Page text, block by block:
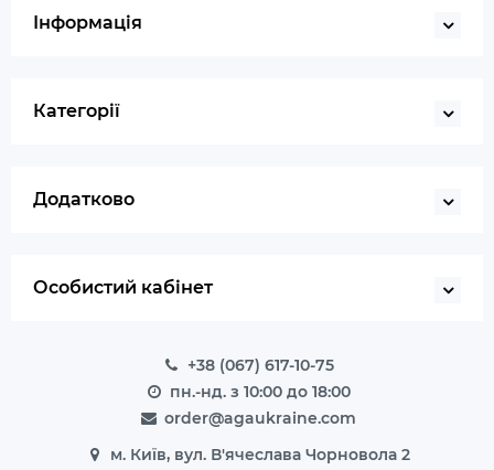
Інформація
Категорії
Додатково
Особистий кабінет
+38 (067) 617-10-75
пн.-нд. з 10:00 до 18:00
order@agaukraine.com
м. Київ, вул. В'ячеслава Чорновола 2